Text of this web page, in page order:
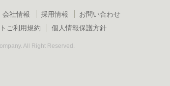
会社情報 採用情報
お問い合わせ
ご利用規約 個人情報保護方針
All Right Reserved.